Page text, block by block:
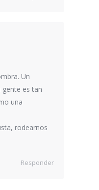
Un
es tan
una
rodearnos
Responder